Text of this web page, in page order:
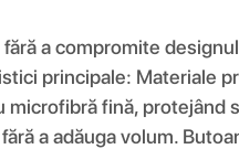
a compromite
principale: Materiale
fină, protejând
a adăuga volum.